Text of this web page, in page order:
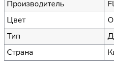
Производитель
Цвет
Тип
Страна